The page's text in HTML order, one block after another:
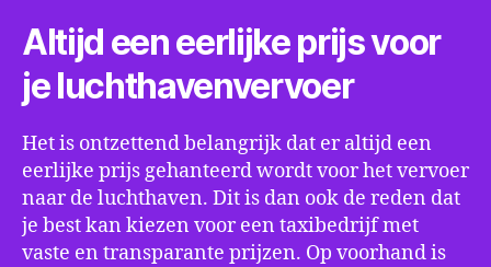
Altijd een eerlijke prijs voor
je luchthavenvervoer
Het is ontzettend belangrijk dat er altijd een
eerlijke prijs gehanteerd wordt voor het vervoer
naar de luchthaven. Dit is dan ook de reden dat
je best kan kiezen voor een taxibedrijf met
vaste en transparante prijzen. Op voorhand is